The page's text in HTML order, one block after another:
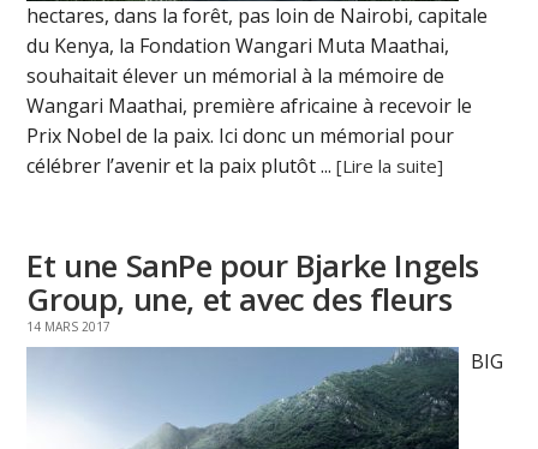
hectares, dans la forêt, pas loin de Nairobi, capitale
du Kenya, la Fondation Wangari Muta Maathai,
souhaitait élever un mémorial à la mémoire de
Wangari Maathai, première africaine à recevoir le
Prix Nobel de la paix. Ici donc un mémorial pour
célébrer l’avenir et la paix plutôt ...[Lire la suite]
Et une SanPe pour Bjarke Ingels
Group, une, et avec des fleurs
14 MARS 2017
BIG